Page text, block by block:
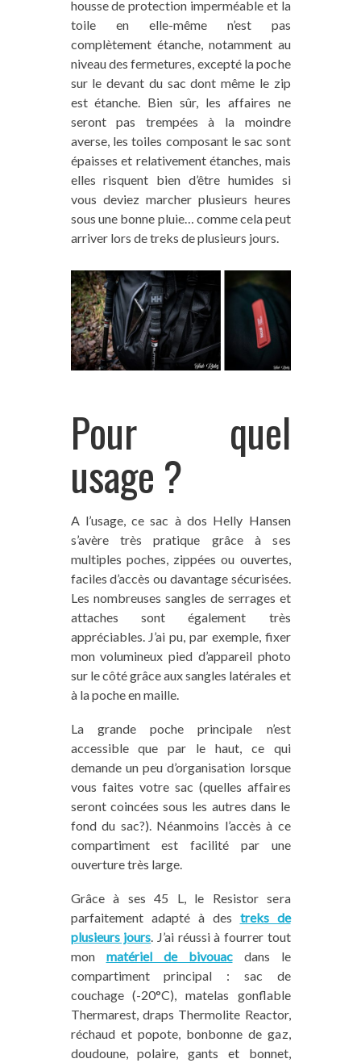
housse de protection imperméable et la
toile en elle-même n’est pas
complètement étanche, notamment au
niveau des fermetures, excepté la poche
sur le devant du sac dont même le zip
est étanche. Bien sûr, les affaires ne
seront pas trempées à la moindre
averse, les toiles composant le sac sont
épaisses et relativement étanches, mais
elles risquent bien d’être humides si
vous deviez marcher plusieurs heures
sous une bonne pluie… comme cela peut
arriver lors de treks de plusieurs jours.
Pour quel
usage ?
A l’usage, ce sac à dos Helly Hansen
s’avère très pratique grâce à ses
multiples poches, zippées ou ouvertes,
faciles d’accès ou davantage sécurisées.
Les nombreuses sangles de serrages et
attaches sont également très
appréciables. J’ai pu, par exemple, fixer
mon volumineux pied d’appareil photo
sur le côté grâce aux sangles latérales et
à la poche en maille.
La grande poche principale n’est
accessible que par le haut, ce qui
demande un peu d’organisation lorsque
vous faites votre sac (quelles affaires
seront coincées sous les autres dans le
fond du sac?). Néanmoins l’accès à ce
compartiment est facilité par une
ouverture très large.
Grâce à ses 45 L, le Resistor sera
parfaitement adapté à des treks de
plusieurs jours . J’ai réussi à fourrer tout
mon matériel de bivouacdans le
compartiment principal : sac de
couchage (-20°C), matelas gonflable
Thermarest, draps Thermolite Reactor,
réchaud et popote, bonbonne de gaz,
doudoune, polaire, gants et bonnet,